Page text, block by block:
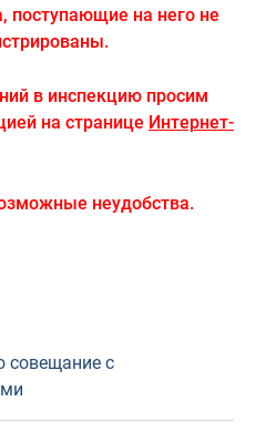
поступающие на него не
в инспекцию просим
на странице Интернет-
неудобства.
совещание с